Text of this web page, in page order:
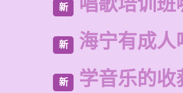
新
新 海宁有成人
新 学音乐的收